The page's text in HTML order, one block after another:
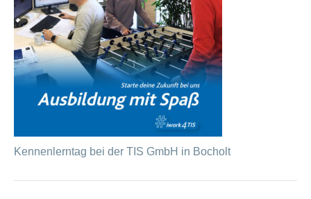
Kennenlerntag bei der TIS GmbH in Bocholt